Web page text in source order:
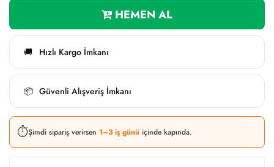
HEMEN AL
🚚 Hızlı Kargo İmkanı
📦 Güvenli Alışveriş İmkanı
⏱️Şimdi sipariş verirsen 1–3 iş günü içinde kapında.